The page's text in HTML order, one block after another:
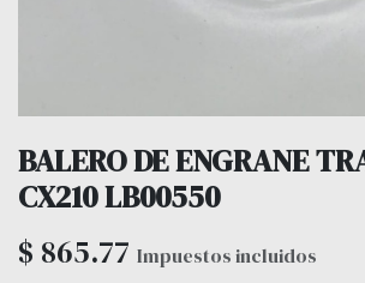
BALERO DE ENGRANE
CX210 LB00550
$ 865.77 Impuestos incluidos